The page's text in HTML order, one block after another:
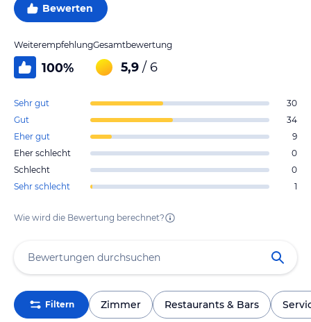
Bewerten
Weiterempfehlung
100%
Gesamtbewertung
5,9 / 6
Sehr gut
30
Gut
34
Eher gut
9
Eher schlecht
0
Schlecht
0
Sehr schlecht
1
Wie wird die Bewertung berechnet?
Filtern Zimmer Restaurants & Bars